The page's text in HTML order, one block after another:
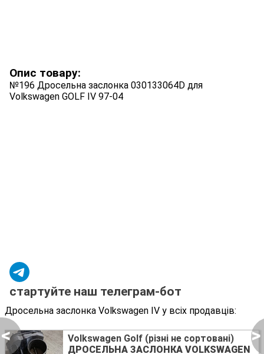
< >
Опис товару:
№196 Дросельна заслонка 030133064D для
Volkswagen GOLF IV 97-04
стартуйте наш телеграм-бот
Дросельна заслонка Volkswagen IV у всіх продавців:
Volkswagen Golf (різні не сортовані)
ДРОСЕЛЬНА ЗАСЛОНКА VOLKSWAGEN